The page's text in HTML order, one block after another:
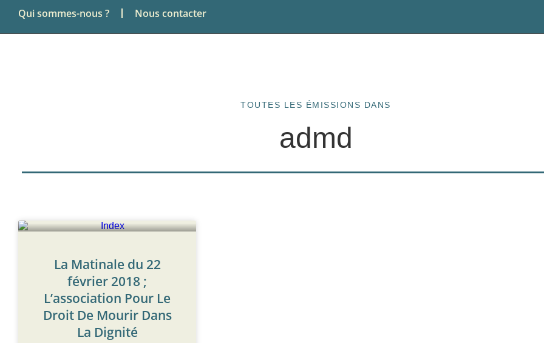
Qui sommes-nous ? Nous contacter
TOUTES LES ÉMISSIONS DANS
admd
La Matinale du 22
février 2018 ;
L’association Pour Le
Droit De Mourir Dans
La Dignité